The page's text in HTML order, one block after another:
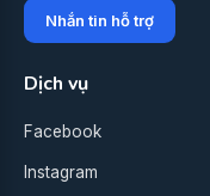
Nhắn tin hỗ trợ
Dịch vụ
Facebook
Instagram